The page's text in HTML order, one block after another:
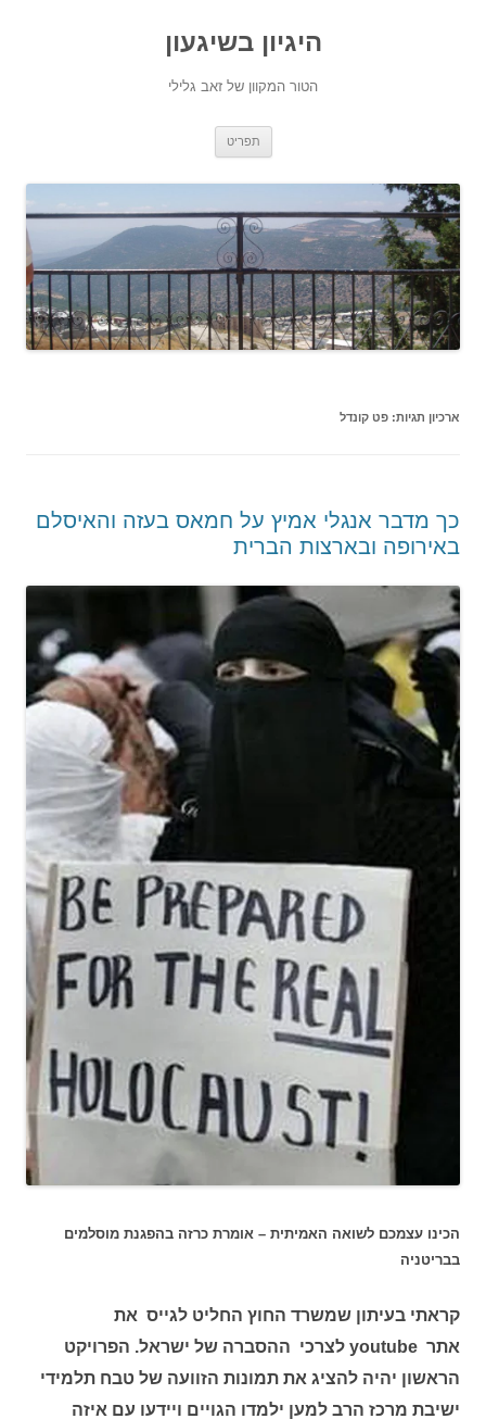
היגיון בשיגעון
הטור המקוון של זאב גלילי
תפריט
ארכיון תגיות: פט קונדל
כך מדבר אנגלי אמיץ על חמאס בעזה והאיסלם
באירופה ובארצות הברית
הכינו עצמכם לשואה האמיתית – אומרת כרזה בהפגנת מוסלמים
בבריטניה
קראתי בעיתון שמשרד החוץ החליט לגייס את
אתר youtube לצרכי ההסברה של ישראל. הפרויקט
הראשון יהיה להציג את תמונות הזוועה של טבח תלמידי
ישיבת מרכז הרב למען ילמדו הגויים ויידעו עם איזה